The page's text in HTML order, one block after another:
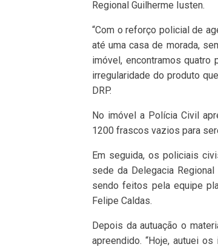
Regional Guilherme Iusten.
“Com o reforço policial de
até uma casa de morada,
imóvel, encontramos quatro
irregularidade do produto
DRP.
No imóvel a Polícia Civil
1200 frascos vazios para
Em seguida, os policiais
sede da Delegacia
sendo feitos pela equipe
Felipe Caldas.
Depois da autuação o
apreendido. “Hoje, autuei